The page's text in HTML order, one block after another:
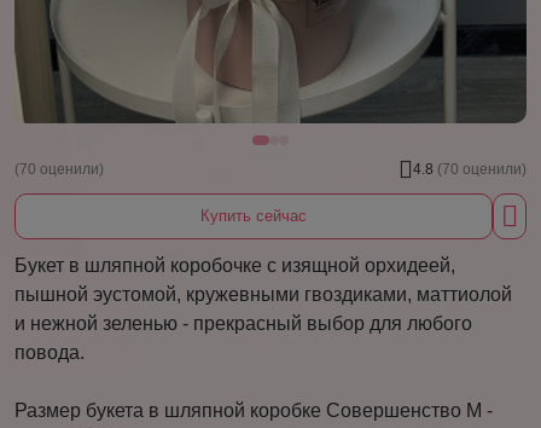
(70 оценили) 4.8 (70 оценили)
Купить сейчас
Букет в шляпной коробочке с изящной орхидеей,
пышной эустомой, кружевными гвоздиками, маттиолой
и нежной зеленью - прекрасный выбор для любого
повода.
Размер букета в шляпной коробке Совершенство M -